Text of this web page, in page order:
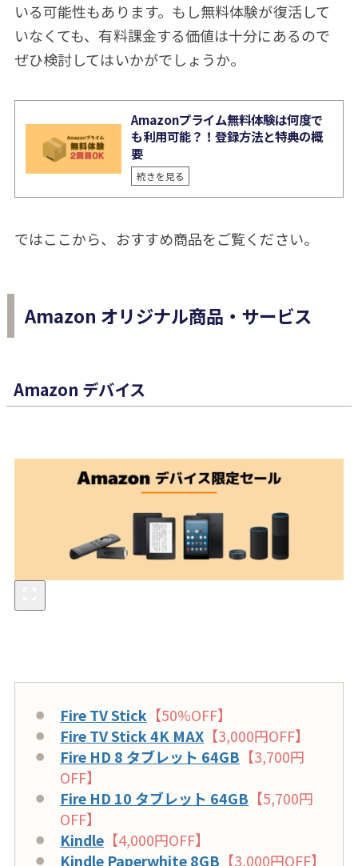
いる可能性もあります。もし無料体験が復活して
いなくても、有料課金する価値は十分にあるので
ぜひ検討してはいかがでしょうか。
Amazonプライム無料体験は何度で
も利用可能？！登録方法と特典の概
要
続きを見る
ではここから、おすすめ商品をご覧ください。
Amazon オリジナル商品・サービス
Amazon デバイス
Fire TV Stick 【50%OFF】
Fire TV Stick 4K MAX 【3,000円OFF】
Fire HD 8 タブレット 64GB 【3,700円
OFF】
Fire HD 10 タブレット 64GB 【5,700円
OFF】
Kindle 【4,000円OFF】
Kindle Paperwhite 8GB 【3,000円OFF】